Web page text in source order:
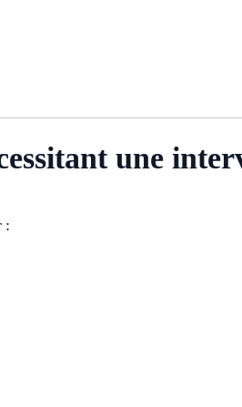
une
: